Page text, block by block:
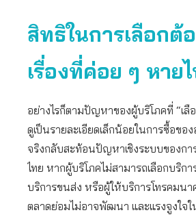
สิทธิในการเลือกต้
เรื่องที่ค่อย ๆ หาย
อย่างไรก็ตามปัญหาของผู้บริโภคที่ “เลื
ดูเป็นรายละเอียดเล็กน้อยในการซื้อขอ
จริงกลับสะท้อนปัญหาเชิงระบบของกา
ไทย หากผู้บริโภคไม่สามารถเลือกบริก
บริการขนส่ง หรือผู้ให้บริการโทรคมนา
ตลาดย่อมไม่อาจพัฒนา และแรงจูงใจ